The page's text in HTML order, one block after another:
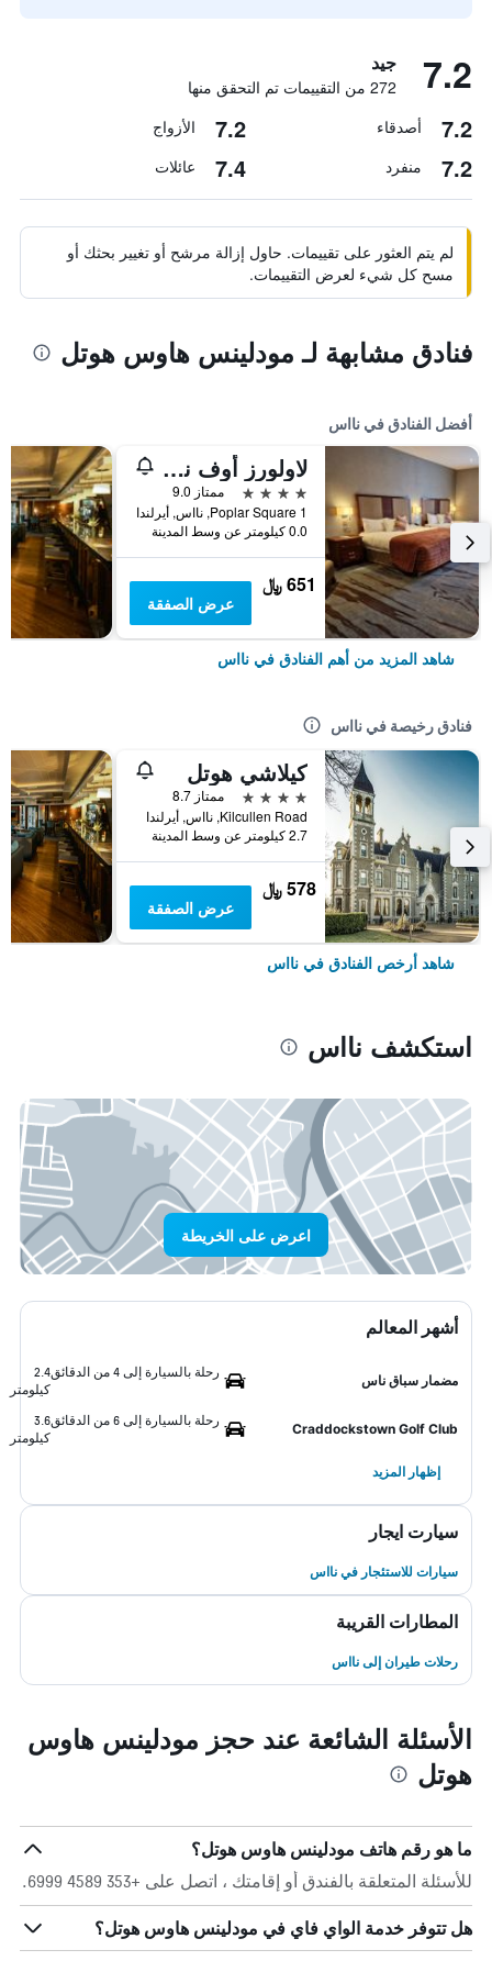
7.2 جيد
272 من التقييمات تم التحقق منها
7.2 أصدقاء 7.2 الأزواج
7.2 منفرد 7.4 عائلات
لم يتم العثور على تقييمات. حاول إزالة مرشح أو تغيير بحثك أو
مسح كل شيء لعرض التقييمات.
فنادق مشابهة لـ مودلينس هاوس هوتل
أفضل الفنادق في نااس
لاولورز أوف ناس
4 نجوم
ممتاز 9.0
Poplar Square 1, نااس, أيرلندا
0.0 كيلومتر عن وسط المدينة
651 ﷼
عرض الصفقة
شاهد المزيد من أهم الفنادق في نااس
فنادق رخيصة في نااس
كيلاشي هوتل
4 نجوم
ممتاز 8.7
Kilcullen Road, نااس, أيرلندا
2.7 كيلومتر عن وسط المدينة
578 ﷼
عرض الصفقة
شاهد أرخص الفنادق في نااس
استكشف نااس
اعرض على الخريطة
أشهر المعالم
مضمار سباق ناس
رحلة بالسيارة إلى 4 من الدقائق
2.4
كيلومتر
Craddockstown Golf Club
رحلة بالسيارة إلى 6 من الدقائق
3.6
كيلومتر
إظهار المزيد
سيارت ايجار
سيارات للاستئجار في نااس
المطارات القريبة
رحلات طيران إلى نااس
الأسئلة الشائعة عند حجز مودلينس هاوس
هوتل
ما هو رقم هاتف مودلينس هاوس هوتل؟
للأسئلة المتعلقة بالفندق أو إقامتك ، اتصل على +353 4589 6999.
هل تتوفر خدمة الواي فاي في مودلينس هاوس هوتل؟